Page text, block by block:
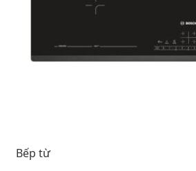
Bếp từ